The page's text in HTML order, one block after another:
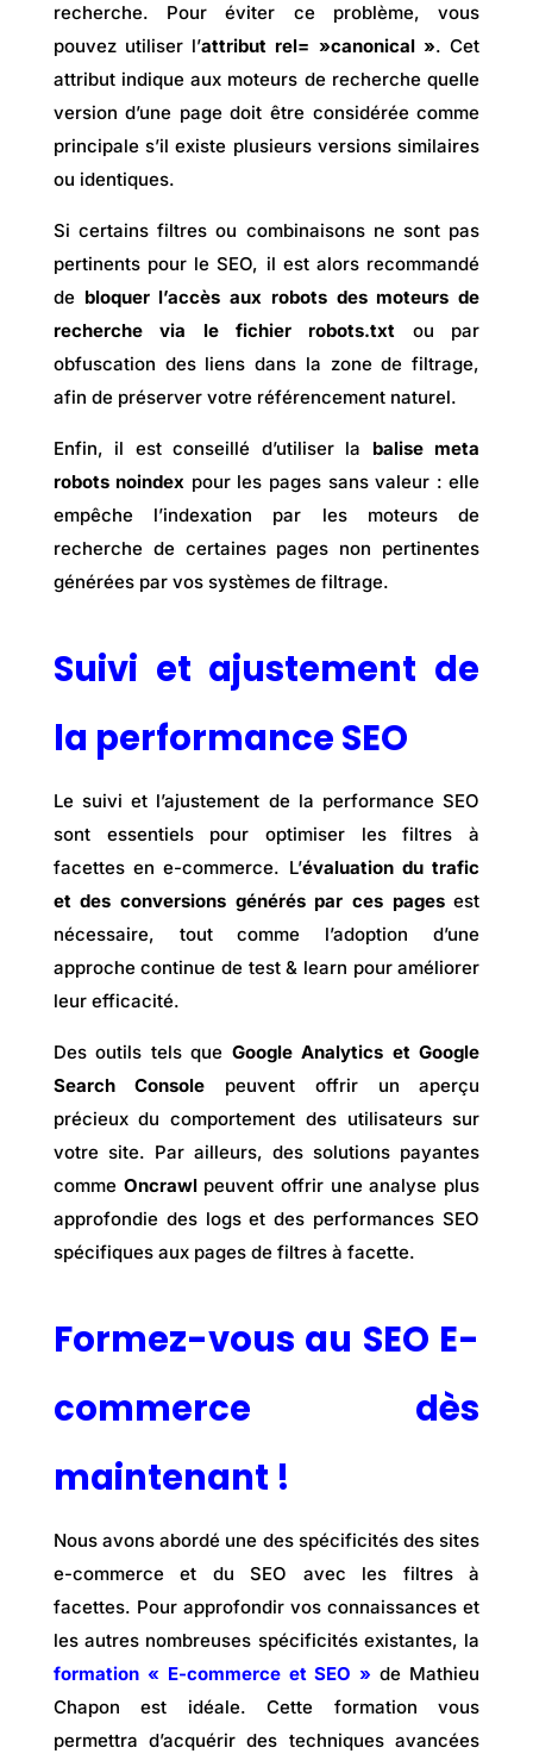
recherche. Pour éviter ce problème, vous
pouvez utiliser l’attribut rel= »canonical ». Cet
attribut indique aux moteurs de recherche quelle
version d’une page doit être considérée comme
principale s’il existe plusieurs versions similaires
ou identiques.
Si certains filtres ou combinaisons ne sont pas
pertinents pour le SEO, il est alors recommandé
de bloquer l’accès aux robots des moteurs de
recherche via le fichier robots.txt ou par
obfuscation des liens dans la zone de filtrage,
afin de préserver votre référencement naturel.
Enfin, il est conseillé d’utiliser la balise meta
robots noindex pour les pages sans valeur : elle
empêche l’indexation par les moteurs de
recherche de certaines pages non pertinentes
générées par vos systèmes de filtrage.
Suivi et ajustement de
la performance SEO
Le suivi et l’ajustement de la performance SEO
sont essentiels pour optimiser les filtres à
facettes en e-commerce. L’évaluation du trafic
et des conversions générés par ces pagesest
nécessaire, tout comme l’adoption d’une
approche continue de test & learn pour améliorer
leur efficacité.
Des outils tels que Google Analytics et Google
Search Console peuvent offrir un aperçu
précieux du comportement des utilisateurs sur
votre site. Par ailleurs, des solutions payantes
comme Oncrawlpeuvent offrir une analyse plus
approfondie des logs et des performances SEO
spécifiques aux pages de filtres à facette.
Formez-vous au SEO E-
commerce dès
maintenant !
Nous avons abordé une des spécificités des sites
e-commerce et du SEO avec les filtres à
facettes. Pour approfondir vos connaissances et
les autres nombreuses spécificités existantes, la
formation « E-commerce et SEO » de Mathieu
Chapon est idéale. Cette formation vous
permettra d’acquérir des techniques avancées